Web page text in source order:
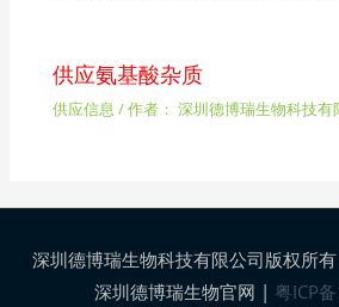
供应氨基酸杂质
供应信息 / 作者： 深圳德博瑞生物科技有
深圳德博瑞生物科技有限公司版权所
深圳德博瑞生物官网 | 粤ICP